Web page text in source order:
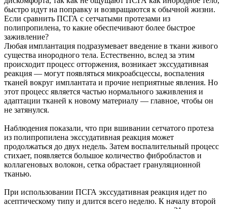
быстро идут на поправку и возвращаются к обычной жизни.
Если сравнить ПСГА с сетчатыми протезами из
полипропилена, то какие обеспечивают более быстрое
заживление?
Любая имплантация подразумевает введение в ткани живого
существа инородного тела. Естественно, вслед за этим
происходит процесс отторжения, возникает экссудативная
реакция — могут появляться микроабсцессы, воспаления
тканей вокруг имплантата и прочие неприятные явления. Но
этот процесс является частью нормального заживления и
адаптации тканей к новому материалу — главное, чтобы он
не затянулся.
Наблюдения показали, что при вшивании сетчатого протеза
из полипропилена экссудативная реакция может
продолжаться до двух недель. Затем воспалительный процесс
стихает, появляется большое количество фибробластов и
коллагеновых волокон, сетка обрастает грануляционной
тканью.
При использовании ПСГА экссудативная реакция идет по
асептическому типу и длится всего неделю. К началу второй